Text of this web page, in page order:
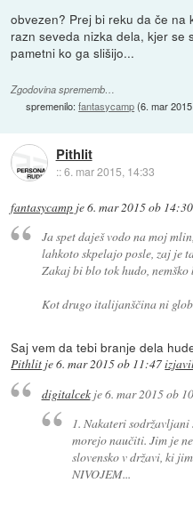
obvezen? Prej bi reku da če na
razn seveda nizka dela, kjer se
pametni ko ga slišijo...
Zgodovina sprememb…
spremenilo:fantasycamp(6. mar
Pithlit
::6. mar 2015, 14:33
fantasycamp je6. mar 2015 ob 14:30
Ja spet daješ vodo na moj
lahkoto skpelajo posle, zaj je
Zakaj bi blo tok hudo,
Kot drugo italijanščina ni
Saj vem da tebi branje dela
Pithlit je6. mar 2015 ob 11:47
digitalcekje6. mar 2015 ob
1. Nakateri sodržavljani
morejo naučiti. Jim je
slovensko v državi, ki
NIVOJEM...